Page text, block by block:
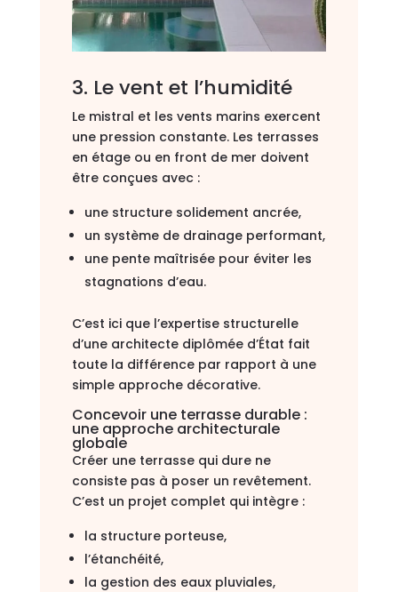
3. Le vent et l’humidité
Le mistral et les vents marins exercent
une pression constante. Les terrasses
en étage ou en front de mer doivent
être conçues avec :
une structure solidement ancrée,
un système de drainage performant,
une pente maîtrisée pour éviter les
stagnations d’eau.
C’est ici que l’expertise structurelle
d’une architecte diplômée d’État fait
toute la différence par rapport à une
simple approche décorative.
Concevoir une terrasse durable :
une approche architecturale
globale
Créer une terrasse qui dure ne
consiste pas à poser un revêtement.
C’est un projet complet qui intègre :
la structure porteuse,
l’étanchéité,
la gestion des eaux pluviales,